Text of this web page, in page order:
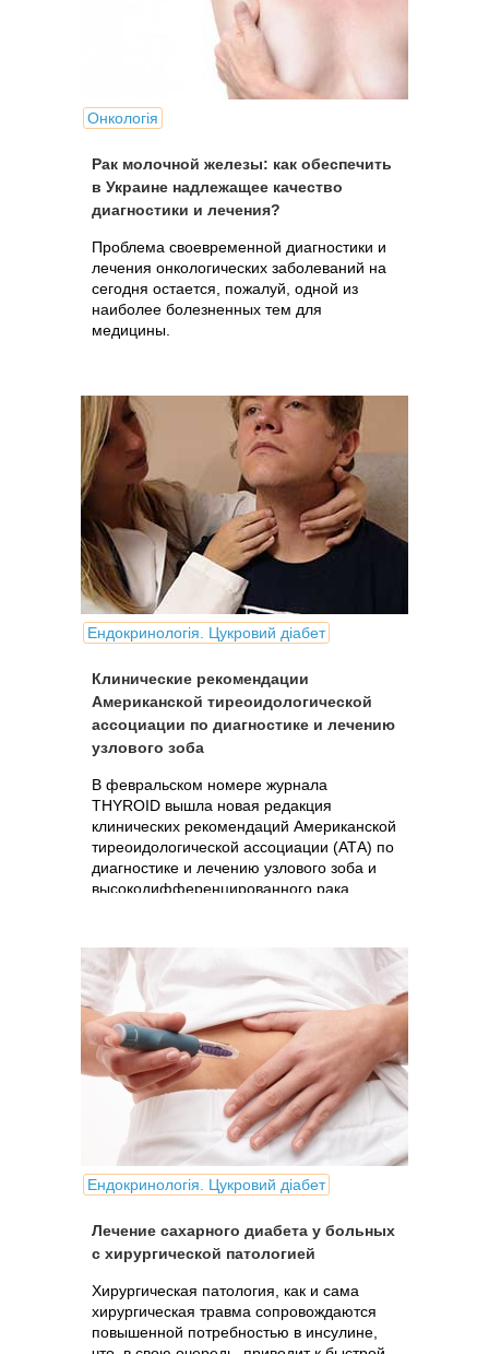
Онкологія
Рак молочной железы: как обеспечить
в Украине надлежащее качество
диагностики и лечения?
Проблема своевременной диагностики и
лечения онкологических заболеваний на
сегодня остается, пожалуй, одной из
наиболее болезненных тем для
медицины.
Ендокринологія. Цукровий діабет
Клинические рекомендации
Американской тиреоидологической
ассоциации по диагностике и лечению
узлового зоба
В февральском номере журнала
THYROID вышла новая редакция
клинических рекомендаций Американской
тиреоидологической ассоциации (АТА) по
диагностике и лечению узлового зоба и
высокодифференцированного рака
Ендокринологія. Цукровий діабет
Лечение сахарного диабета у больных
с хирургической патологией
Хирургическая патология, как и сама
хирургическая травма сопровождаются
повышенной потребностью в инсулине,